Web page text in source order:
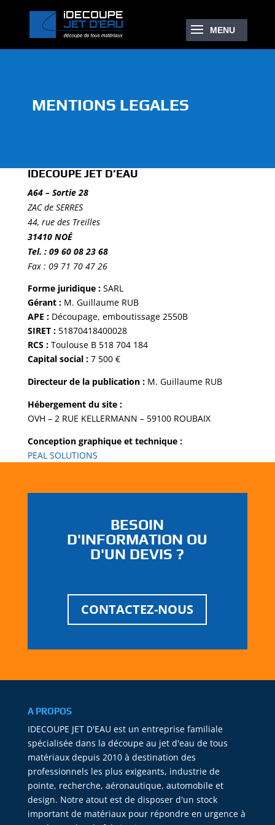
MENTIONS LEGALES
IDECOUPE JET D’EAU
A64 – Sortie 28
ZAC de SERRES
44, rue des Treilles
31410 NOÉ
Tel. : 09 60 08 23 68
Fax : 09 71 70 47 26
Forme juridique :SARL
Gérant :M. Guillaume RUB
APE :Découpage, emboutissage 2550B
SIRET :51870418400028
RCS :Toulouse B 518 704 184
Capital social :7 500 €
Directeur de la publication :M. Guillaume RUB
Hébergement du site :
OVH – 2 RUE KELLERMANN – 59100 ROUBAIX
Conception graphique et technique :
PEAL SOLUTIONS
BESOIN
D'INFORMATION OU
D'UN DEVIS ?
CONTACTEZ-NOUS
A PROPOS
IDECOUPE JET D'EAU est un entreprise familiale
spécialisée dans la découpe au jet d'eau de tous
matériaux depuis 2010 à destination des
professionnels les plus exigeants, industrie de
pointe, recherche, aéronautique, automobile et
design. Notre atout est de disposer d'un stock
important de matériaux pour répondre en urgence à